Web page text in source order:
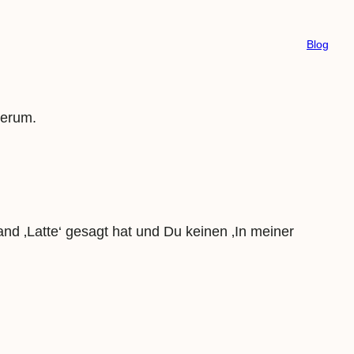
Blog
‚Latte‘ gesagt hat und Du keinen ‚In meiner